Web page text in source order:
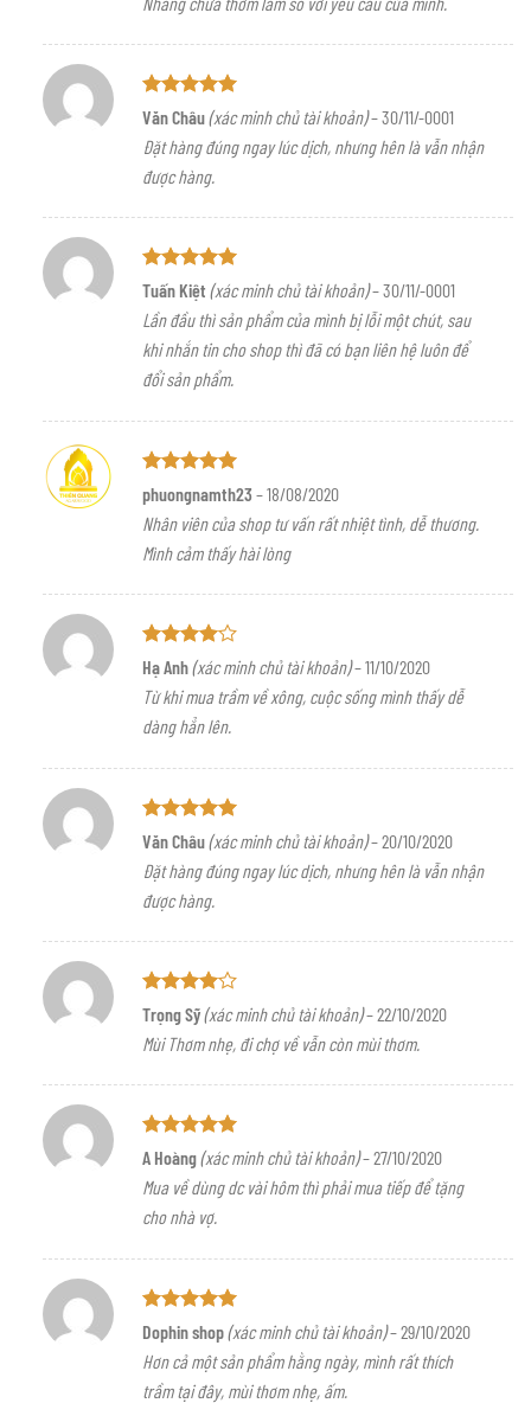
45 sao
Được xếp
hạng55
sao
Văn Châu(xác minh chủ tài khoản)–30/11/-0001
Đặt hàng đúng ngay lúc dịch, nhưng hên là vẫn nhận
được hàng.
Được xếp
hạng55
sao
Tuấn Kiệt (xác minh chủ tài khoản)–30/11/-0001
Lần đầu thì sản phẩm của mình bị lỗi một chút, sau
khi nhắn tin cho shop thì đã có bạn liên hệ luôn để
đổi sản phẩm.
Được xếp
hạng55
sao
phuongnamth23 –18/08/2020
Nhân viên của shop tư vấn rất nhiệt tình, dễ thương.
Mình cảm thấy hài lòng
Được
xếp hạng
45 sao
Hạ Anh(xác minh chủ tài khoản)–11/10/2020
Từ khi mua trầm về xông, cuộc sống mình thấy dễ
dàng hẳn lên.
Được xếp
hạng55
sao
Văn Châu(xác minh chủ tài khoản)–20/10/2020
Đặt hàng đúng ngay lúc dịch, nhưng hên là vẫn nhận
được hàng.
Được
xếp hạng
45 sao
Trọng Sỹ(xác minh chủ tài khoản)–22/10/2020
Mùi Thơm nhẹ, đi chợ về vẫn còn mùi thơm.
Được xếp
hạng55
sao
A Hoàng(xác minh chủ tài khoản)–27/10/2020
Mua về dùng dc vài hôm thì phải mua tiếp để tặng
cho nhà vợ.
Được xếp
hạng55
sao
Dophin shop(xác minh chủ tài khoản)–29/10/2020
Hơn cả một sản phẩm hằng ngày, mình rất thích
trầm tại đây, mùi thơm nhẹ, ấm.